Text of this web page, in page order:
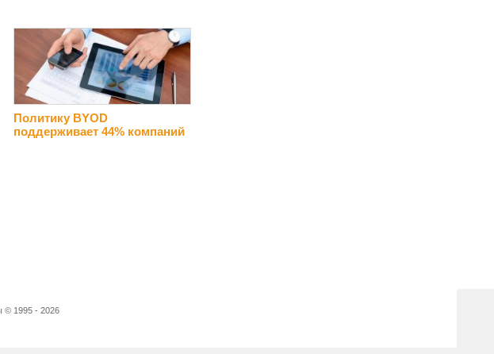
Политику BYOD
поддерживает 44% компаний
© 1995 - 2026